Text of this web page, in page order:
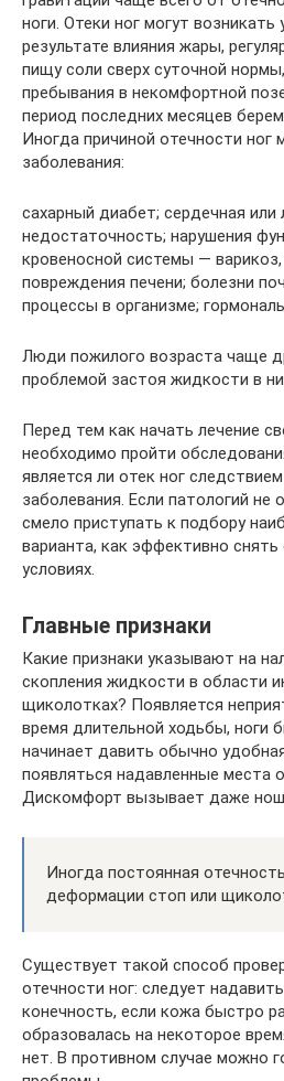
ноги. Отеки ног могут
результате влияния жары,
пищу соли сверх суточной
пребывания в некомфортной
период последних месяцев
Иногда причиной отечности ног
заболевания:
сахарный диабет; сердечная или
недостаточность; нарушения
кровеносной системы —
повреждения печени; болезни
процессы в организме;
Люди пожилого возраста чаще
проблемой застоя жидкости в
Перед тем как начать лечение
необходимо пройти
является ли отек ног
заболевания. Если патологий не
смело приступать к подбору
варианта, как эффективно
условиях.
Главные признаки
Какие признаки указывают на
скопления жидкости в области
щиколотках? Появляется
время длительной ходьбы, ноги
начинает давить обычно
появляться надавленные места
Дискомфорт вызывает даже
Иногда постоянная
деформации стоп или
Существует такой способ
отечности ног: следует
конечность, если кожа быстро
образовалась на некоторое
нет. В противном случае можно